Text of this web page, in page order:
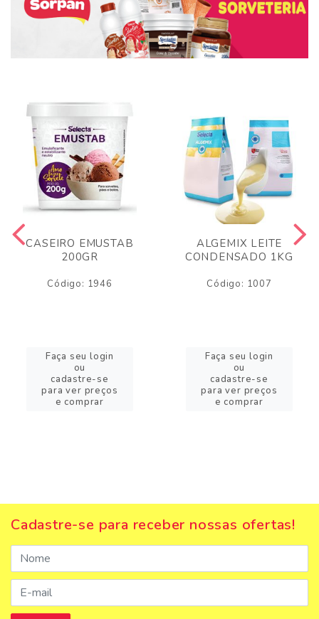
CASEIRO EMUSTAB
200GR
Código: 1946
Faça seu login
ou
cadastre-se
para ver preços
e comprar
ALGEMIX LEITE
CONDENSADO 1KG
Código: 1007
Faça seu login
ou
cadastre-se
para ver preços
e comprar
Cadastre-se para receber nossas ofertas!